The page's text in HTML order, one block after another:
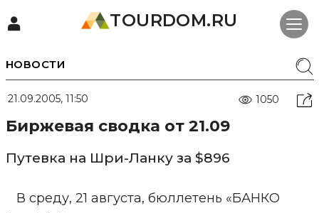
TOURDOM.RU
НОВОСТИ
21.09.2005, 11:50 1050
Биржевая сводка от 21.09
Путевка на Шри-Ланку за $896
В среду, 21 августа, бюллетень «БАНКО